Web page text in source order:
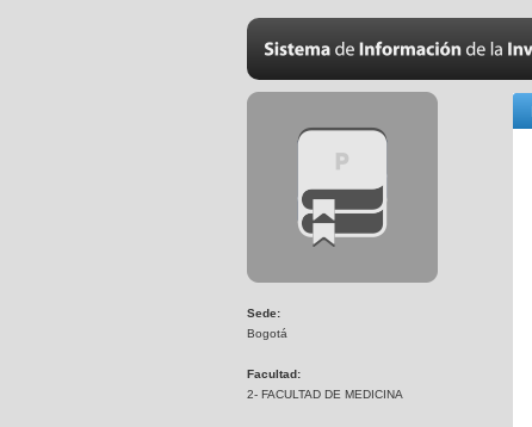
Sede:
Bogotá
Facultad:
2- FACULTAD DE MEDICINA